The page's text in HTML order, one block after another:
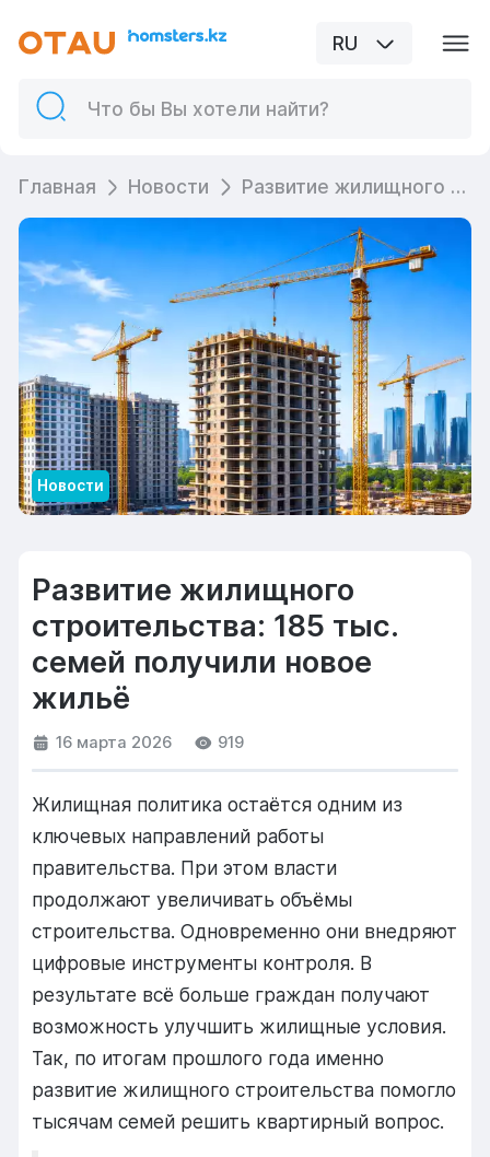
RU
Главная Новости Развитие жилищного строительства: 185 тыс. семей получили новое жильё
Новости
Развитие жилищного
строительства: 185 тыс.
семей получили новое
жильё
16 марта 2026 919
Жилищная политикаостаётсяодним из
ключевых направлений работы
правительства. Приэтом власти
продолжаютувеличиватьобъёмы
строительства.Одновременноони внедряют
цифровые инструменты контроля. В
результате всёбольше граждан получают
возможностьулучшить жилищныеусловия.
Так, по итогам прошлого года именно
развитие жилищногостроительства помогло
тысячамсемей решить квартирный вопрос.